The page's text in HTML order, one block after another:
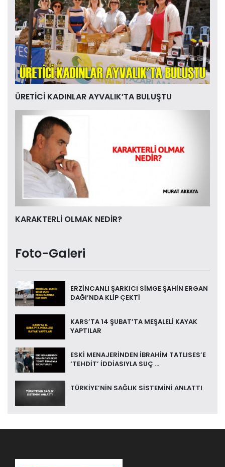
ÜRETİCİ KADINLAR AYVALIK’TA BULUŞTU
KARAKTERLİ OLMAK NEDİR?
Foto-Galeri
ERZİNCANLI ŞARKICI SİMGE ŞAHİN ERGAN
DAĞI’NDA KLİP ÇEKTİ
KARS’TA 14 ŞUBAT’TA MEŞALELİ KAYAK
YAPTILAR
ESKİ MENAJERİNDEN İBRAHİM TATLISES’E
‘TEHDİT’ İDDİASIYLA SUÇ ...
TÜRKİYE’NİN SAĞLIK SİSTEMİNİ ANLATTI